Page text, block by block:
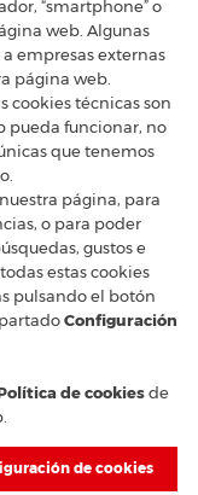
Madrid
de 9:00 a 15:00h.
de venta
| Diseño, desarrollo y
“smartphone” o
web. Algunas
empresas externas
página web.
cookies técnicas son
pueda funcionar, no
que tenemos
página, para
o para poder
gustos e
estas cookies
pulsando el botón
Configuración
de cookiesde
de cookies